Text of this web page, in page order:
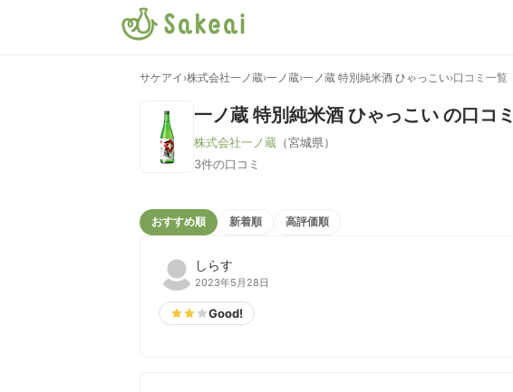
サケアイ ›株式会社一ノ蔵›一ノ蔵›一ノ蔵 特別純米酒 ひゃっこい›口コミ一覧
一ノ蔵 特別純米酒 ひゃっこい の口コミ
株式会社一ノ蔵 （宮城県）
3件の口コミ
おすすめ順 新着順 高評価順
しらす
2023年5月28日
Good!